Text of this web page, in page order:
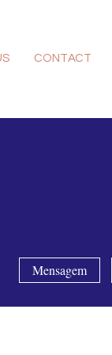
CONTACT
Mensagem